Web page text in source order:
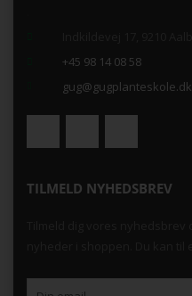
+45 98 14 08 58
gug@gugplanteskole.dk
TILMELD NYHEDSBREV